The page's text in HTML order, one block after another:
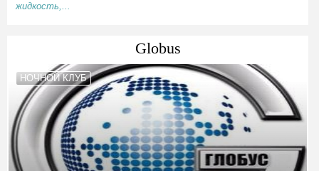
жидкость,...
Globus
НОЧНОЙ КЛУБ